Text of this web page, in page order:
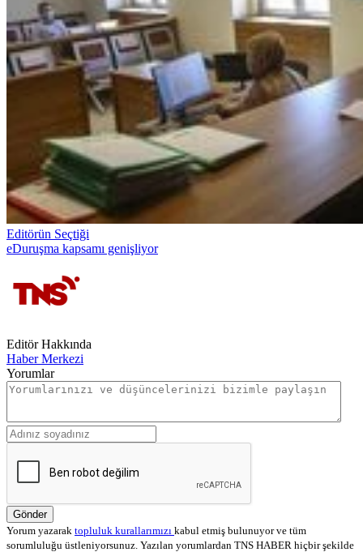
Editörün Seçtiği
eDuruşma kapsamı genişliyor
Editör Hakkında
Haber Merkezi
Yorumlar
Gönder
Yorum yazarak topluluk kurallarımızı kabul etmiş bulunuyor ve tüm
sorumluluğu üstleniyorsunuz. Yazılan yorumlardan TNS HABER hiçbir şekilde